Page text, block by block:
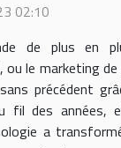
02:10
de plus en
ou le marketing
précédent
fil des années,
a